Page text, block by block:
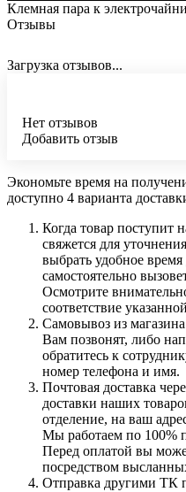
Клемная пара к
Отзывы
Загрузка отзывов...
Нет отзывов
Добавить отзыв
Экономьте время на
доступно 4 варианта
Когда товар поступит
свяжется для
выбрать удобное
самостоятельно
Осмотрите
соответствие
Самовывоз из
Вам позвонят, либо
обратитесь к
номер телефона и имя.
Почтовая доставка
доставки наших
отделение, на ваш
Мы работаем по 100%
Перед оплатой вы
посредством
Отправка другими ТК